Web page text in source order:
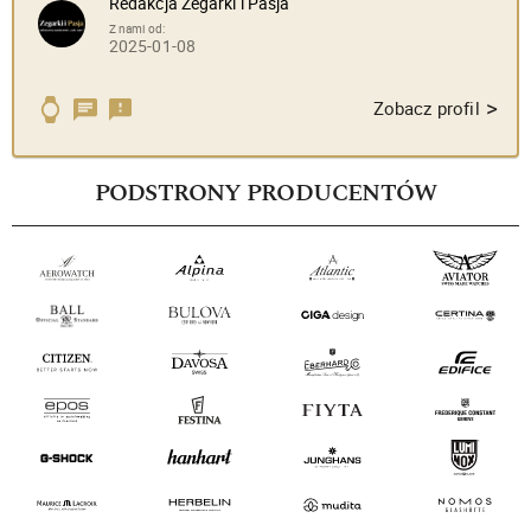
Z nami od:
2025-01-08
Zobacz profil >
PODSTRONY PRODUCENTÓW